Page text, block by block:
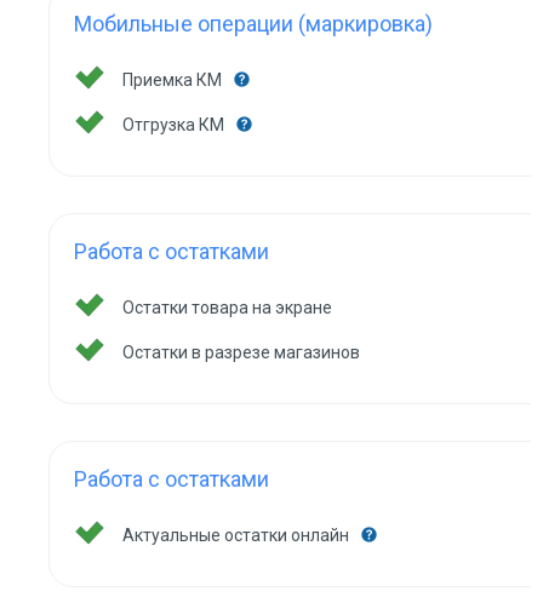
Мобильные операции (маркировка)
Приемка КМ
Отгрузка КМ
Работа с остатками
Остатки товара на экране
Остатки в разрезе магазинов
Работа с остатками
Актуальные остатки онлайн